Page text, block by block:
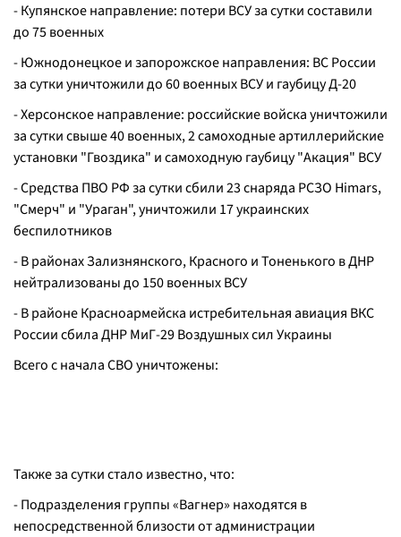
- Купянское направление: потери ВСУ за сутки составили
до 75 военных
- Южнодонецкое и запорожское направления: ВС России
за сутки уничтожили до 60 военных ВСУ и гаубицу Д-20
- Херсонское направление: российские войска уничтожили
за сутки свыше 40 военных, 2 самоходные артиллерийские
установки "Гвоздика" и самоходную гаубицу "Акация" ВСУ
- Средства ПВО РФ за сутки сбили 23 снаряда РСЗО Himars,
"Смерч" и "Ураган", уничтожили 17 украинских
беспилотников
- В районах Зализнянского, Красного и Тоненького в ДНР
нейтрализованы до 150 военных ВСУ
- В районе Красноармейска истребительная авиация ВКС
России сбила ДНР МиГ-29 Воздушных сил Украины
Всего с начала СВО уничтожены:
Также за сутки стало известно, что:
- Подразделения группы «Вагнер» находятся в
непосредственной близости от администрации